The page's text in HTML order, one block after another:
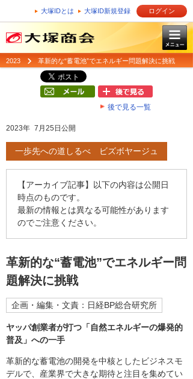
大塚IDとは 大塚ID新規登録 ログイン
2023 革新的な“蓄電池”でエネルギー問題解決に挑戦
後で見る一覧
2023年 7月25日公開
一歩先への道しるべ ビズボヤージュ
【アーカイブ記事】以下の内容は公開日
時点のものです。
最新の情報とは異なる可能性があります
のでご注意ください。
革新的な“蓄電池”でエネルギー問
題解決に挑戦
企画・編集・文責：日経BP総合研究所
ヤッパ創業者が打つ「自然エネルギーの爆発的
普及」への一手
革新的な蓄電池の開発を中核としたビジネスモ
デルで、産業界で大きな期待と注目を集めてい